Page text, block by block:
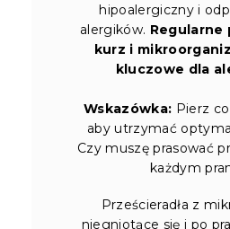
hipoalergiczny i
alergików. Regularne
kurz i
kluczowe dla
Wskazówka: Pierz
aby utrzymać
Czy muszę prasować
każdym
Prześcieradła z
niegniotące się i po